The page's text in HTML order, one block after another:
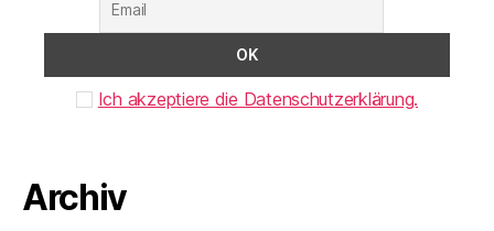
Ich akzeptiere die Datenschutzerklärung.
Archiv